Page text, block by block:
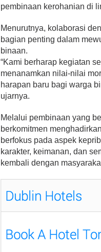
pembinaan kerohanian di
Menurutnya, kolaborasi
bagian penting dalam
binaan.
“Kami berharap kegiatan
menanamkan nilai-nilai
harapan baru bagi warga
ujarnya.
Melalui pembinaan yang
berkomitmen
berfokus pada aspek
karakter, keimanan, dan
kembali dengan